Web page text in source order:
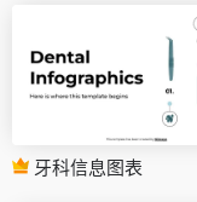
牙科信息图表